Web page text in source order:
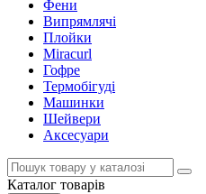
Фени
Випрямлячі
Плойки
Miracurl
Гофре
Термобігуді
Машинки
Шейвери
Аксесуари
Каталог товарів